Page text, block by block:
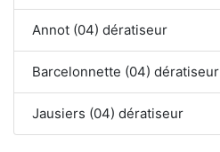
Annot (04) dératiseur
Barcelonnette (04) dératiseur
Jausiers (04) dératiseur